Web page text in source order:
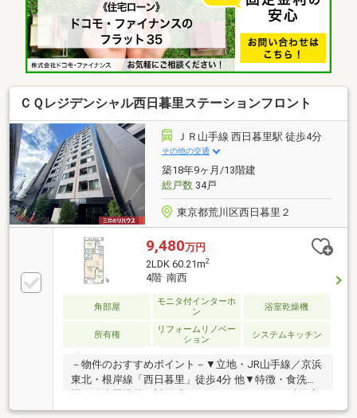
やすい作りです住宅性能評価書 取得したマンション
です
ＣＱレジデンシャル西日暮里ステーションフロント
ＪＲ山手線 西日暮里駅 徒歩4分
その他の交通
築18年9ヶ月/13階建
総戸数34戸
東京都荒川区西日暮里２
9,480万円
2LDK 60.21m2
4階 南西
角部屋
モニタ付インターホ
ン
浴室乾燥機
所有権
リフォームリノベー
ション
システムキッチン
－物件のおすすめポイント－▼立地・JR山手線／京浜
東北・根岸線「西日暮里」徒歩4分 他▼特徴・食洗
が近く、家事動線良好・全居室に収納スペース有・24